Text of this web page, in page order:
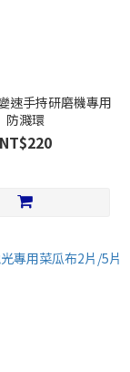
速手持研磨機專用
防濺環
NT$220